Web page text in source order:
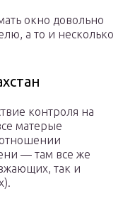
окно довольно
а то и несколько
контроля на
матерые
— там все же
так и